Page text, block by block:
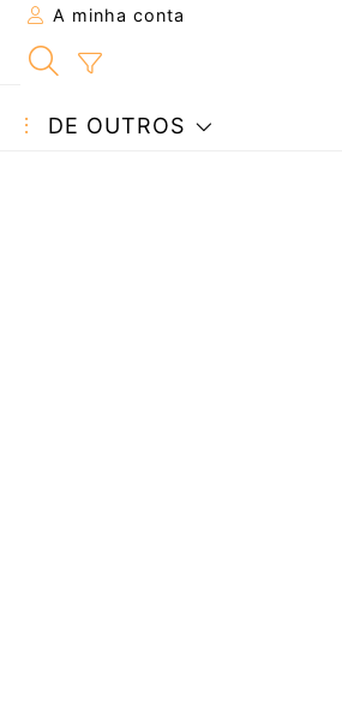
A minha conta
DE OUTROS
da receita
Compartilhe